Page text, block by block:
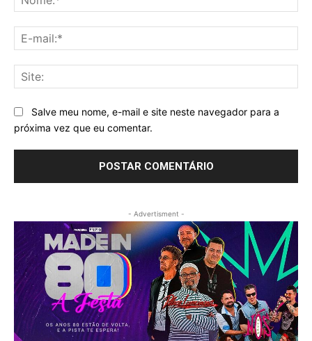
Salve meu nome, e-mail e site neste navegador para a
próxima vez que eu comentar.
- Advertisment -